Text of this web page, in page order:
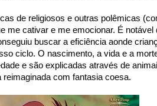
de religiosos e outras polêmicas
me cativar e me emocionar. É
buscar a eficiência aonde
ciclo. O nascimento, a vida e a
e são explicadas através de
reimaginada com fantasia coesa.